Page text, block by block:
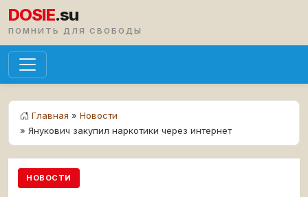
DOSIE.su
ПОМНИТЬ ДЛЯ СВОБОДЫ
Главная » Новости
» Янукович закупил наркотики через интернет
НОВОСТИ